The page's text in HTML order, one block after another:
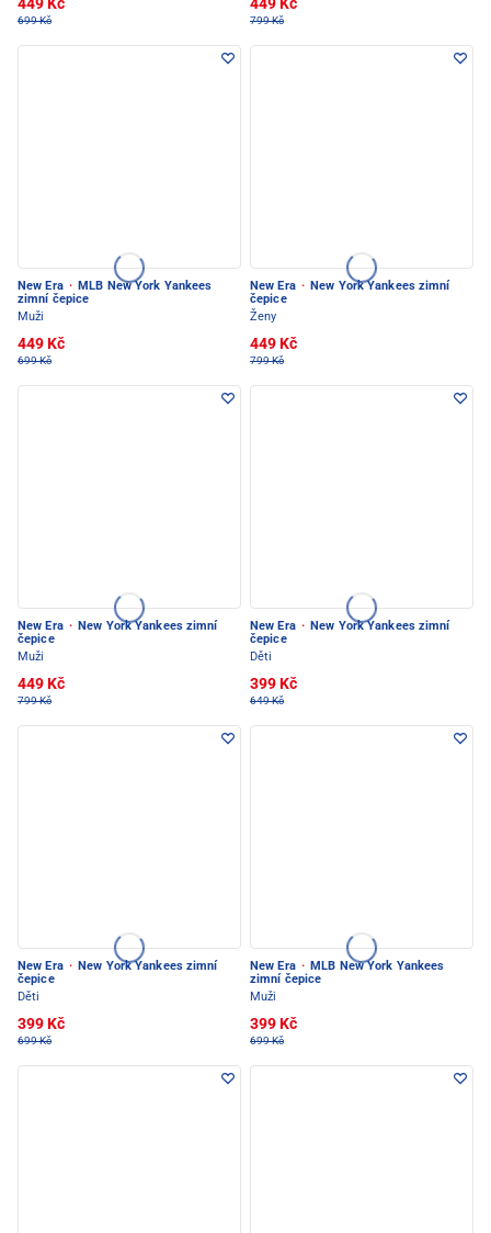
449 Kč
699 Kč
449 Kč
799 Kč
New Era · MLB New York Yankees
zimní čepice
Muži
449 Kč
699 Kč
New Era · New York Yankees zimní
čepice
Ženy
449 Kč
799 Kč
New Era · New York Yankees zimní
čepice
Muži
449 Kč
799 Kč
New Era · New York Yankees zimní
čepice
Děti
399 Kč
649 Kč
New Era · New York Yankees zimní
čepice
Děti
399 Kč
699 Kč
New Era · MLB New York Yankees
zimní čepice
Muži
399 Kč
699 Kč